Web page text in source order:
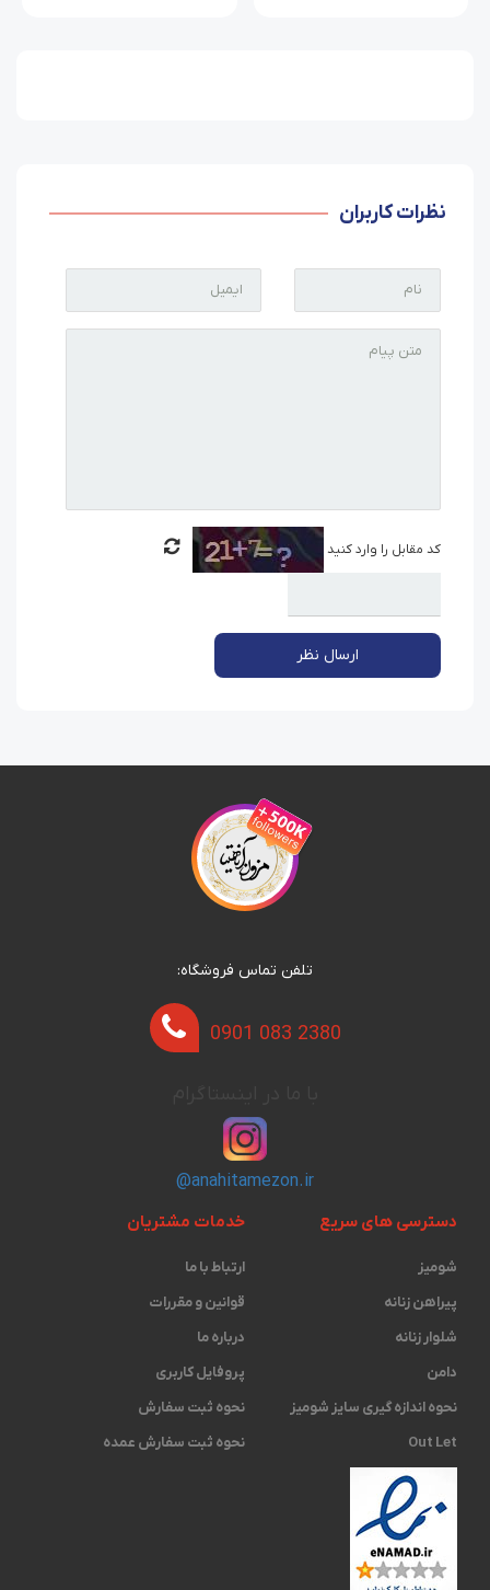
نظرات کاربران
کد مقابل را وارد کنید
ارسال نظر
تلفن تماس فروشگاه:
0901 083 2380
@anahitamezon.ir
دسترسی های سریع
شومیز
پیراهن زنانه
شلوار زنانه
دامن
نحوه اندازه گیری ‫سایز شومیز
Out Let
خدمات مشتریان
ارتباط با ما
قوانین و مقررات
درباره ما
پروفایل کاربری
نحوه ثبت سفارش
نحوه ثبت سفارش عمده